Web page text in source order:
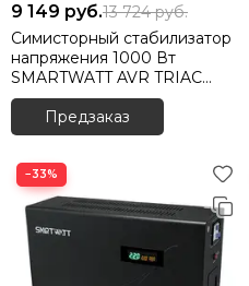
9 149 руб.13 724руб.
Симисторный стабилизатор
напряжения 1000 Вт
SMARTWATT AVR TRIAC
1000TW
Предзаказ
−33%